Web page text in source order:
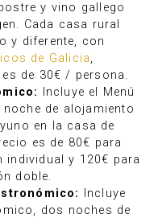
y vino gallego
Cada casa rural
y diferente, con
de Galicia,
de 30€ / persona.
Incluye el Menú
de alojamiento
en la casa de
es de 80€ para
individual y 120€ para
doble.
Incluye
dos noches de